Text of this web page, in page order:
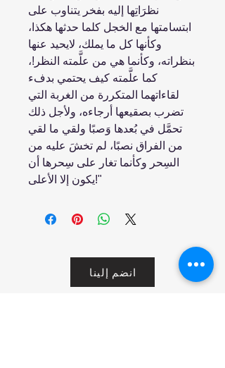
نظرَاتِها إليه بفخر يتناوب على
ابتسامتها مع الخجل كلما حدثها هكذا،
وكأنها كل ما يملك، لايحيد عنها
بنظراته، وكأنما هي من علَّمته النظر!،
كما علَّمته كيف يحتمي بدفء
لقاءاتهما المتكررة من الغربة التي
تضرب بصقيعها أرجاءه، ولأجل ذلك
تحمَّل في بُعدها وَصبًا ولقي ما لقي
من الفراق نصبًا، لم تخشَ عليه من
السِحر وكأنما تغار على سِحرها أن
يكون إلا الأعلى!"
انضم إلينا